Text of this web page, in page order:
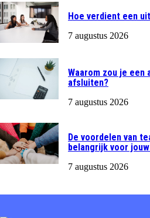
Hoe verdient een
7 augustus 2026
Waarom zou je
afsluiten?
7 augustus 2026
De voordelen van
belangrijk voor
7 augustus 2026